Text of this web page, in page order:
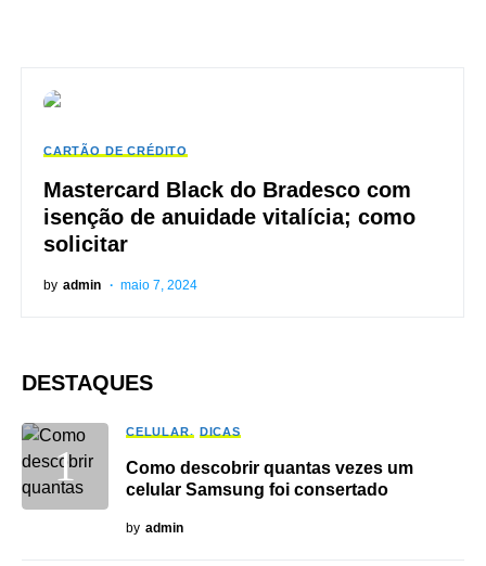
CARTÃO DE CRÉDITO
Mastercard Black do Bradesco com
isenção de anuidade vitalícia; como
solicitar
by admin maio 7, 2024
DESTAQUES
CELULAR DICAS
Como descobrir quantas vezes um
celular Samsung foi consertado
by admin